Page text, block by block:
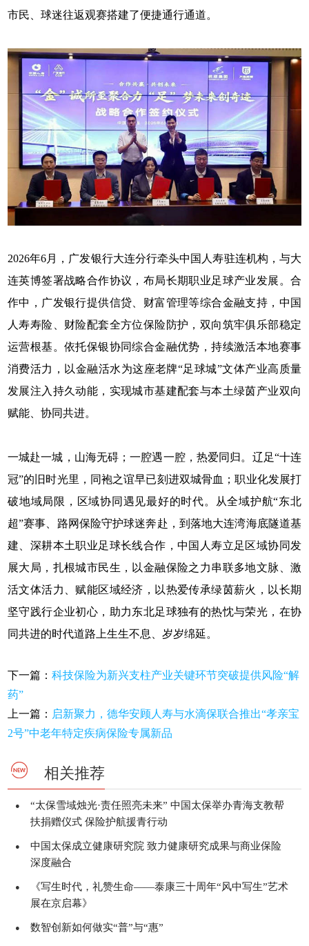
市民、球迷往返观赛搭建了便捷通行通道。
2026年6月，广发银行大连分行牵头中国人寿驻连机构，与大
连英博签署战略合作协议，布局长期职业足球产业发展。合
作中，广发银行提供信贷、财富管理等综合金融支持，中国
人寿寿险、财险配套全方位保险防护，双向筑牢俱乐部稳定
运营根基。依托保银协同综合金融优势，持续激活本地赛事
消费活力，以金融活水为这座老牌“足球城”文体产业高质量
发展注入持久动能，实现城市基建配套与本土绿茵产业双向
赋能、协同共进。
一城赴一城，山海无碍；一腔遇一腔，热爱同归。辽足“十连
冠”的旧时光里，同袍之谊早已刻进双城骨血；职业化发展打
破地域局限，区域协同遇见最好的时代。从全域护航“东北
超”赛事、路网保险守护球迷奔赴，到落地大连湾海底隧道基
建、深耕本土职业足球长线合作，中国人寿立足区域协同发
展大局，扎根城市民生，以金融保险之力串联多地文脉、激
活文体活力、赋能区域经济，以热爱传承绿茵薪火，以长期
坚守践行企业初心，助力东北足球独有的热忱与荣光，在协
同共进的时代道路上生生不息、岁岁绵延。
下一篇：科技保险为新兴支柱产业关键环节突破提供风险“解
药”
上一篇： 启新聚力，德华安顾人寿与水滴保联合推出“孝亲宝
2号”中老年特定疾病保险专属新品
相关推荐
●
“太保雪域烛光·责任照亮未来” 中国太保举办青海支教帮
扶捐赠仪式 保险护航援青行动
●
中国太保成立健康研究院 致力健康研究成果与商业保险
深度融合
●
《写生时代，礼赞生命——泰康三十周年“风中写生”艺术
展在京启幕》
● 数智创新如何做实“普”与“惠”